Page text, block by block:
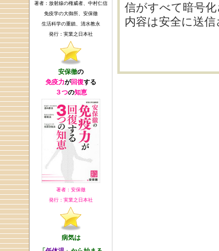
著者：放射線の権威者、中村仁信
免疫学の大御所、安保徹
生活科学の重鎮、清水教永
発行：実業之日本社
安保徹の
免疫力が回復する
３つの知恵
著者：安保徹
発行：実業之日本社
病気は
信がすべて暗号
内容は安全に送